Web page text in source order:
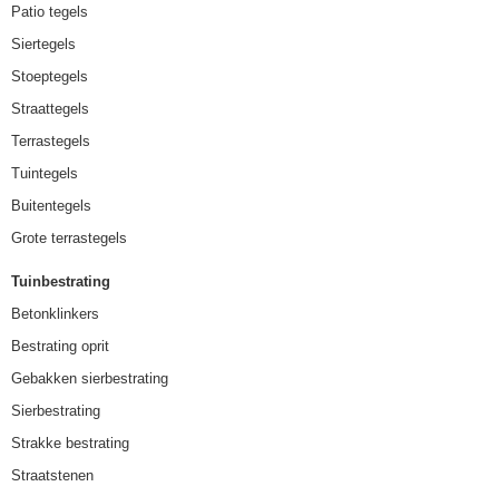
Patio tegels
Siertegels
Stoeptegels
Straattegels
Terrastegels
Tuintegels
Buitentegels
Grote terrastegels
Tuinbestrating
Betonklinkers
Bestrating oprit
Gebakken sierbestrating
Sierbestrating
Strakke bestrating
Straatstenen